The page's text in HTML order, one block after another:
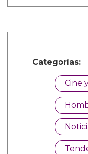
Categorías:
Cine